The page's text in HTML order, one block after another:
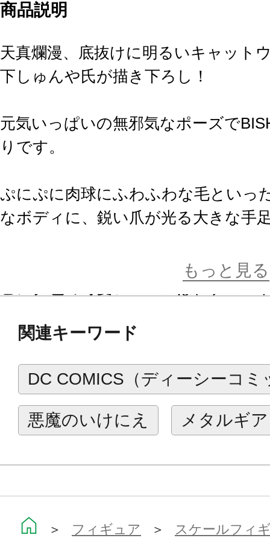
商品説明
天真爛漫、底抜けに明るいキャット
下しゅんや氏が描き下ろし！
元気いっぱいの無邪気なポーズで
りです。
ぷにぷに肉球にふわふわな毛といっ
なボディに、鋭い爪が光る大きな手
BISHOUJOシリーズならではのア
「リリス」！どうぞご期待ください
髪を支える支柱が付属します。支柱
stand alone, the prop is recommended
periods of time.
もっと見る
関連キーワード
DC COMICS（ディーシーコミ
悪魔のいけにえ メタルギ
＞ フィギュア ＞ スケールフィ